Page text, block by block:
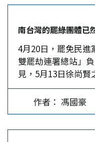
反對勢力。然而，
就證明台灣沒有戒
正以國安為由限制
承認悔過。 這一年
燦、黨外拘押柯文
德以四成選票，把
覺。美麗島電子報
47.3％的不滿意度
示，政治抉擇若能
遭彈劾後，他仍一
票即當上總統。 走
勢，氣度才是關鍵
制衡，用覆議、釋
進黨主席的他，更
任令黨團策劃大罷
策。 坐在總統辦公
講成其餘人，提醒
比內地大部分省份
為可以得到美國支
「促進兩岸和平統
表示：「希望兩岸
流」。突然間讓人
辦發言人，因為這
出的呼籲。 不僅如
南台灣的罷綠團體
4月20日，罷免民
雙罷劫連署總站」
見，5月13日徐尚
宣布「高雄雙罷劫
隊之後發聲明否認
盡一切手段，企圖
作者： 馮國豪